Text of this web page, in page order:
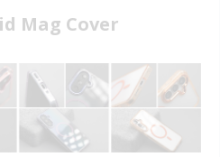
Mag Cover